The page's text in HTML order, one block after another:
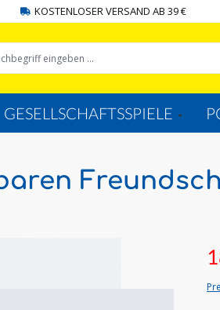
KOSTENLOSER VERSAND AB 39 €
GESELLSCHAFTSSPIELE